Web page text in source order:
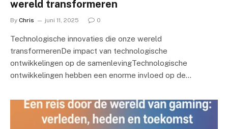
wereld transformeren
By Chris juni 11, 2025 0
Technologische innovaties die onze wereld
transformerenDe impact van technologische
ontwikkelingen op de samenlevingTechnologische
ontwikkelingen hebben een enorme invloed op de…